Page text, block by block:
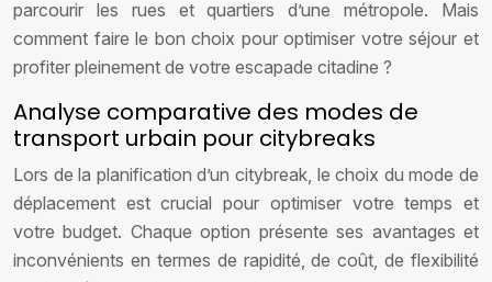
parcourir les rues et quartiers d’une métropole. Mais
comment faire le bon choix pour optimiser votre séjour et
profiter pleinement de votre escapade citadine ?
Analyse comparative des modes de
transport urbain pour citybreaks
Lors de la planification d’un citybreak, le choix du mode de
déplacement est crucial pour optimiser votre temps et
votre budget. Chaque option présente ses avantages et
inconvénients en termes de rapidité, de coût, de flexibilité